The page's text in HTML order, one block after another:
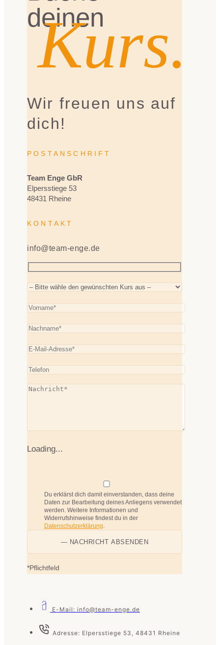
deinen
Kurs.
Wir freuen uns auf
dich!
POSTANSCHRIFT
Team Enge GbR
Elpersstiege 53
48431 Rheine
KONTAKT
info@team-enge.de
Loading...
Du erklärst dich damit einverstanden, dass deine
Daten zur Bearbeitung deines Anliegens verwendet
werden. Weitere Informationen und
Widerrufshinweise findest du in der
Datenschutzerklärung.
*Pflichtfeld
E-Mail: info@team-enge.de
Adresse: Elpersstiege 53, 48431 Rheine